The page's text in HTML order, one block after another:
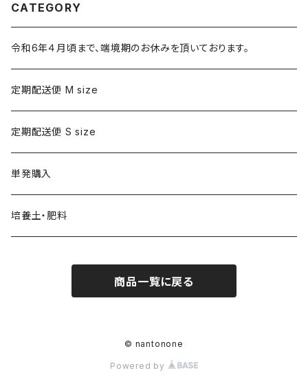
CATEGORY
令和6年４月頃まで、端境期のお休みを頂いております。
定期配送便 M size
定期配送便 S size
単発購入
培養土・肥料
商品一覧に戻る
© nantonone
Powered by